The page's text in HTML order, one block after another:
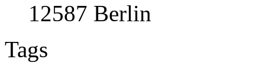
12587 Berlin
Tags